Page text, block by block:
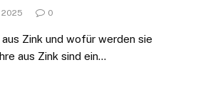
0
Zink und wofür werden sie
aus Zink sind ein…